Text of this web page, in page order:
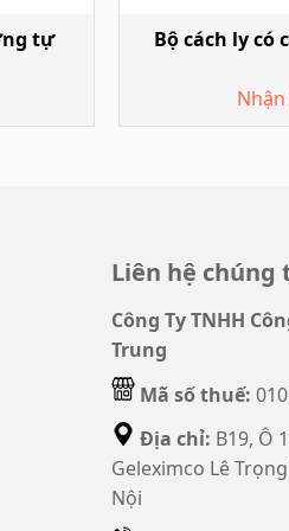
tự Bộ cách ly có
Liên hệ chúng
Công Ty TNHH
Trung
Mã số thuế:
Địa chỉ: B19, Ô
Geleximco Lê
Nội